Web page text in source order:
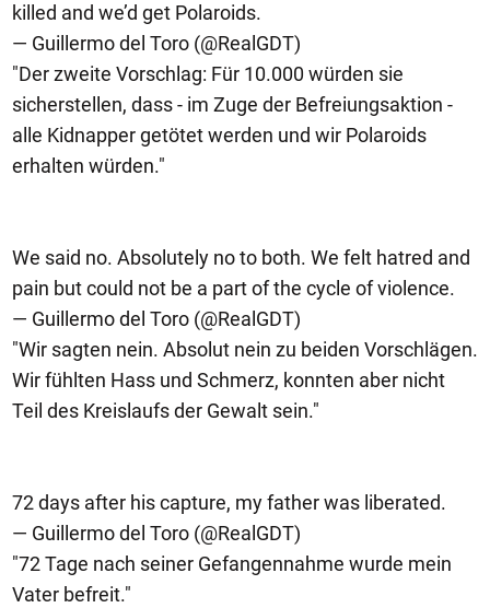
killed and we’d get Polaroids.
— Guillermo del Toro (@RealGDT)
"Der zweite Vorschlag: Für 10.000 würden sie
sicherstellen, dass - im Zuge der Befreiungsaktion -
alle Kidnapper getötet werden und wir Polaroids
erhalten würden."
We said no. Absolutely no to both. We felt hatred and
pain but could not be a part of the cycle of violence.
— Guillermo del Toro (@RealGDT)
"Wir sagten nein. Absolut nein zu beiden Vorschlägen.
Wir fühlten Hass und Schmerz, konnten aber nicht
Teil des Kreislaufs der Gewalt sein."
72 days after his capture, my father was liberated.
— Guillermo del Toro (@RealGDT)
"72 Tage nach seiner Gefangennahme wurde mein
Vater befreit."